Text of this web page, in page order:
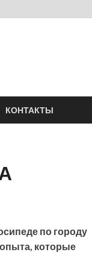
КОНТАКТЫ
по городу
которые